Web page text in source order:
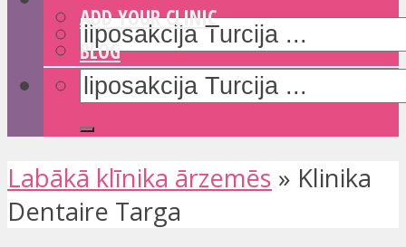
ADD YOUR CLINIC
BLOG
Labākā klīnika ārzemēs » Klinika
Dentaire Targa